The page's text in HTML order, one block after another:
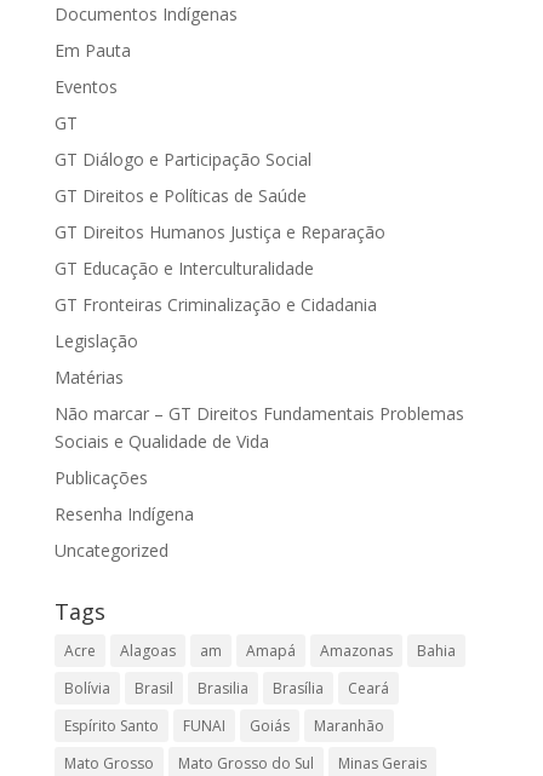
Documentos Indígenas
Em Pauta
Eventos
GT
GT Diálogo e Participação Social
GT Direitos e Políticas de Saúde
GT Direitos Humanos Justiça e Reparação
GT Educação e Interculturalidade
GT Fronteiras Criminalização e Cidadania
Legislação
Matérias
Não marcar – GT Direitos Fundamentais Problemas
Sociais e Qualidade de Vida
Publicações
Resenha Indígena
Uncategorized
Tags
Acre Alagoas am Amapá Amazonas
Bahia
Bolívia
Brasil Brasilia Brasília
Ceará
Espírito Santo
FUNAI Goiás
Maranhão
Mato Grosso
Mato Grosso do Sul
Minas Gerais